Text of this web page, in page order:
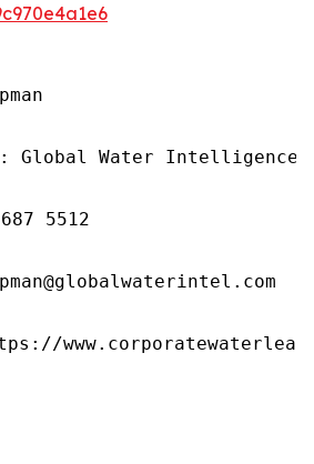
사: Global Water Intelligence
5512